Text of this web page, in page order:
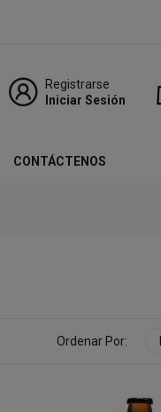
Registrarse
Iniciar Sesión
CONTÁCTENOS
Ordenar Por: